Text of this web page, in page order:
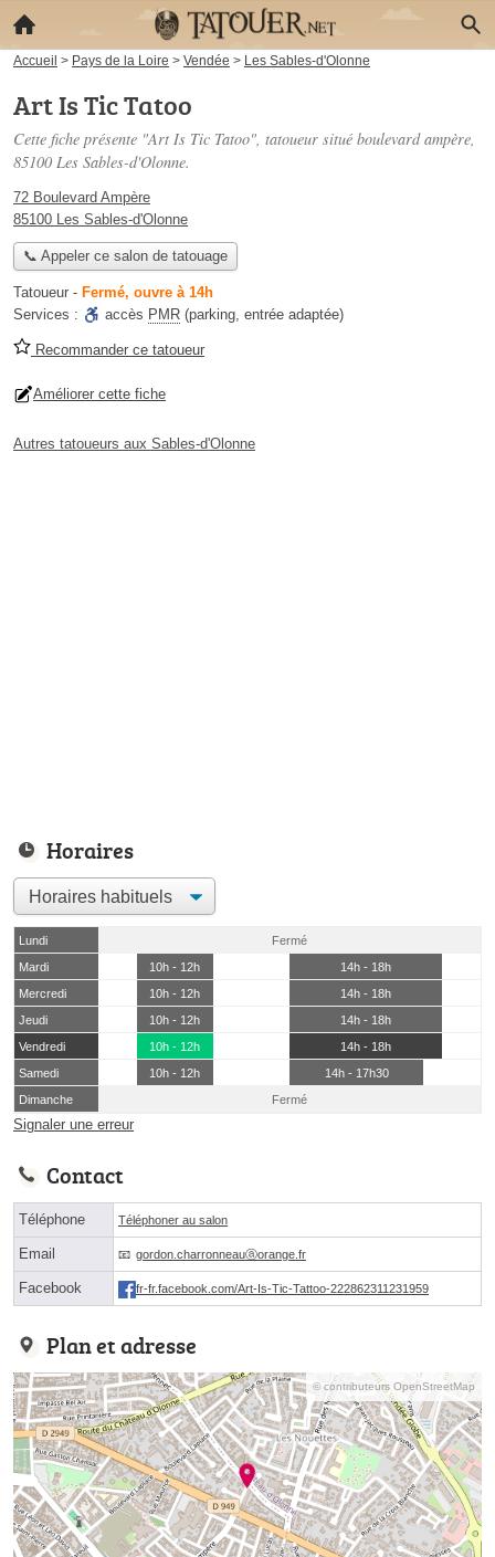
Accueil > Pays de la Loire > Vendée > Les Sables-d'Olonne
Art Is Tic Tatoo
Cette fiche présente "Art Is Tic Tatoo", tatoueur situé boulevard ampère,
85100 Les Sables-d'Olonne.
72 Boulevard Ampère
85100 Les Sables-d'Olonne
📞 Appeler ce salon de tatouage
Tatoueur - Fermé, ouvre à 14h
Services :
accès PMR (parking, entrée adaptée)
Recommander ce tatoueur
Améliorer cette fiche
Autres tatoueurs aux Sables-d'Olonne
Horaires
Lundi
Fermé
Mardi
10h - 12h
14h - 18h
Mercredi
10h - 12h
14h - 18h
Jeudi
10h - 12h
14h - 18h
Vendredi
10h - 12h
14h - 18h
Samedi
10h - 12h
14h - 17h30
Dimanche
Fermé
Signaler une erreur
Contact
Téléphone Téléphoner au salon
Email gordon.charronneauⓐorange.fr
Facebook fr-fr.facebook.com/Art-Is-Tic-Tattoo-222862311231959
Plan et adresse
© contributeurs OpenStreetMap